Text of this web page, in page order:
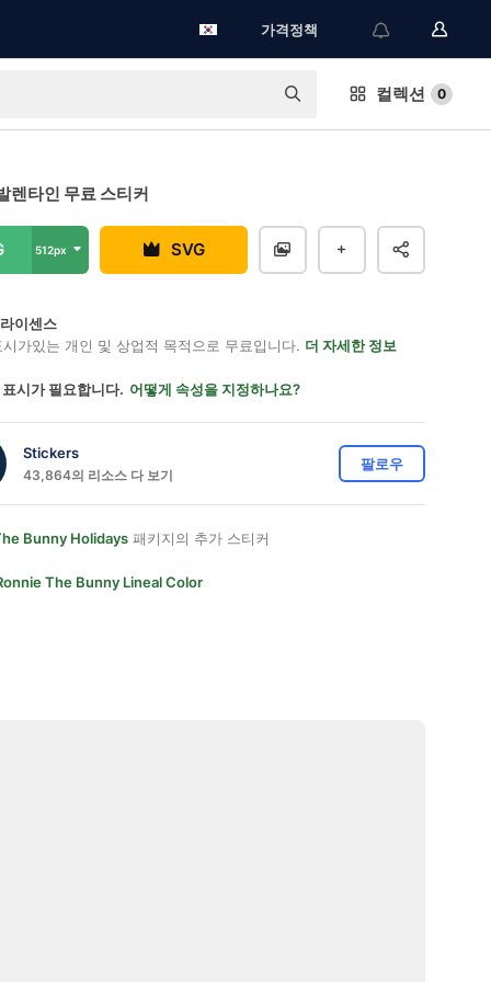
가격정책
컬렉션 0
렌타인 무료 스티커
512px SVG
이센스
가있는 개인 및 상업적 목적으로 무료입니다. 더 자세한 정보
시가 필요합니다. 어떻게 속성을 지정하나요?
Stickers
43,864의 리소스 다 보기
팔로우
Bunny Holidays 패키지의 추가 스티커
The Bunny Lineal Color